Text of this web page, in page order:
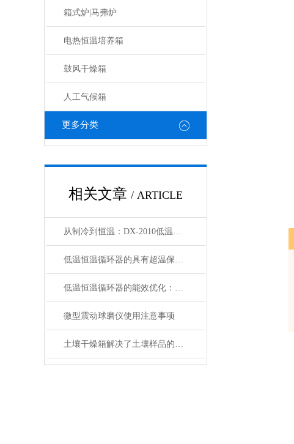
箱式炉|马弗炉
电热恒温培养箱
鼓风干燥箱
人工气候箱
更多分类
相关文章 / ARTICLE
从制冷到恒温：DX-2010低温恒温循环器的核心原理解析
低温恒温循环器的具有超温保护，传感器异常保护功能
低温恒温循环器的能效优化：如何节约能源消耗
微型震动球磨仪使用注意事项
土壤干燥箱解决了土壤样品的制备工作效率底的问题